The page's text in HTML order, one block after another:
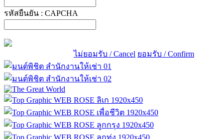
รหัสยืนยัน : CAPCHA
ไม่ยอมรับ / Cancel ยอมรับ / Confirm